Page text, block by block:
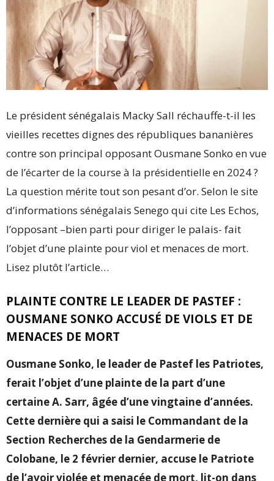
Le président sénégalais Macky Sall réchauffe-t-il les
vieilles recettes dignes des républiques bananières
contre son principal opposant Ousmane Sonko en vue
de l’écarter de la course à la présidentielle en 2024 ?
La question mérite tout son pesant d’or. Selon le site
d’informations sénégalais Senego qui cite Les Echos,
l’opposant –bien parti pour diriger le palais- fait
l’objet d’une plainte pour viol et menaces de mort.
Lisez plutôt l’article…
PLAINTE CONTRE LE LEADER DE PASTEF :
OUSMANE SONKO ACCUSÉ DE VIOLS ET DE
MENACES DE MORT
Ousmane Sonko, le leader de Pastef les Patriotes,
ferait l’objet d’une plainte de la part d’une
certaine A. Sarr, âgée d’une vingtaine d’années.
Cette dernière qui a saisi le Commandant de la
Section Recherches de la Gendarmerie de
Colobane, le 2 février dernier, accuse le Patriote
de l’avoir violée et menacée de mort, lit-on dans